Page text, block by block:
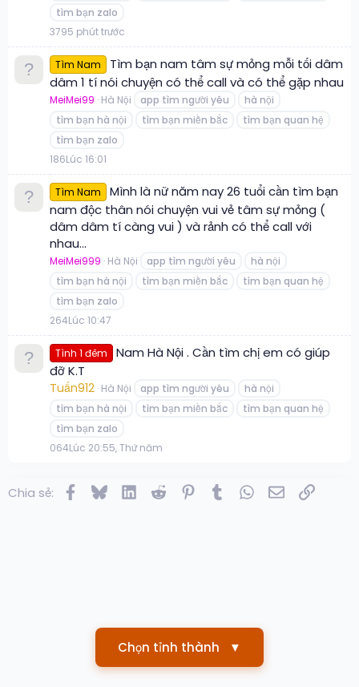
tìm bạn zalo
3795 phút trước
Tìm Nam
Tìm bạn nam tâm sự mỏng mỗi tối dâm
dâm 1 tí nói chuyện có thể call và có thể gặp nhau
MeiMei99 Hà Nội app tìm người yêu
hà nội
tìm bạn hà nội
tìm bạn miền bắc
tìm bạn quan hệ
tìm bạn zalo
186Lúc 16:01
Tìm Nam
Mình là nữ năm nay 26 tuổi cần tìm bạn
nam độc thân nói chuyện vui vẻ tâm sự mỏng (
dâm dâm tí càng vui ) và rảnh có thể call với
nhau...
MeiMei999 Hà Nội app tìm người yêu
hà nội
tìm bạn hà nội
tìm bạn miền bắc
tìm bạn quan hệ
tìm bạn zalo
264Lúc 10:47
Tình 1 đêm
Nam Hà Nội . Cần tìm chị em có giúp
đỡ K.T
Tuấn912 Hà Nội app tìm người yêu
hà nội
tìm bạn hà nội
tìm bạn miền bắc
tìm bạn quan hệ
tìm bạn zalo
064Lúc 20:55, Thứ năm
Chia sẻ: Facebook
BlueskyLinkedInReddit Pinterest
Tumblr WhatsApp
EmailLink
Chọn tỉnh thành ▼